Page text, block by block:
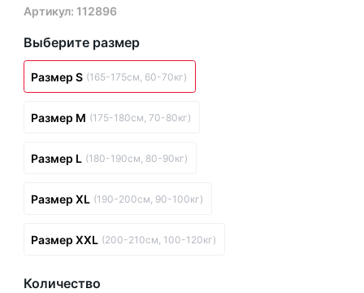
Артикул: 112896
Выберите размер
Размер S (165-175см, 60-70кг)
Размер M (175-180см, 70-80кг)
Размер L (180-190см, 80-90кг)
Размер XL (190-200см, 90-100кг)
Размер XXL (200-210см, 100-120кг)
Количество